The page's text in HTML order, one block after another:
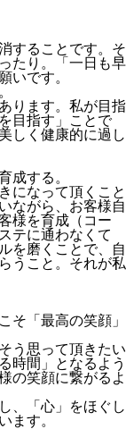
することです。そ
たり。「一日も早
いです。
ります。私が目指
目指す」ことで
しく健康的に過し
成する。
になって頂くこと
ながら、お客様自
様を育成（コー
テに通わなくて
を磨くことで、自
うこと。それが私
そ「最高の笑顔」
う思って頂きたい
時間」となるよう
の笑顔に繋がるよ
、「心」をほぐし
ます。